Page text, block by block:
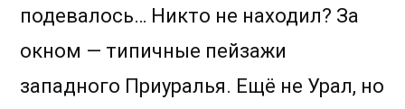
подевалось… Никто не находил? За
окном — типичные пейзажи
западного Приуралья. Ещё не Урал, но